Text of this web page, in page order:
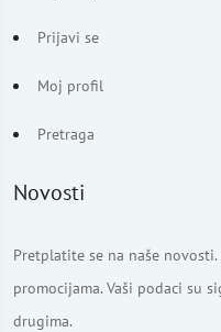
Prijavi se
Moj profil
Pretraga
Novosti
Pretplatite se na naše
promocijama. Vaši podaci su
drugima.